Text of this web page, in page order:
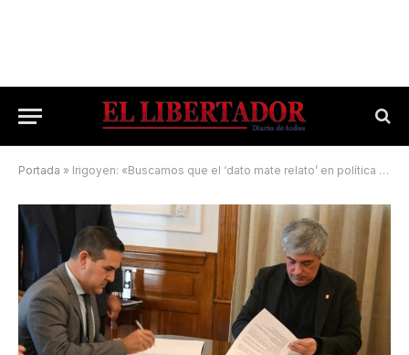
Portada » Irigoyen: «Buscamos que el ‘dato mate relato’ en política social»